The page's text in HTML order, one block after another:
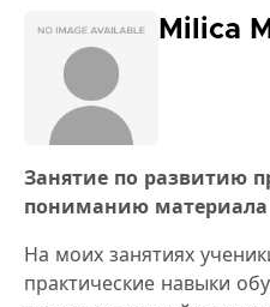
Milica
Занятие по развитию
пониманию материала
На моих занятиях
практические навыки